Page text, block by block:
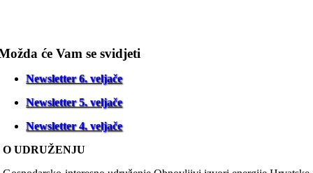
će Vam se svidjeti
Newsletter 6. veljače
Newsletter 5. veljače
Newsletter 4. veljače
O UDRUŽENJU